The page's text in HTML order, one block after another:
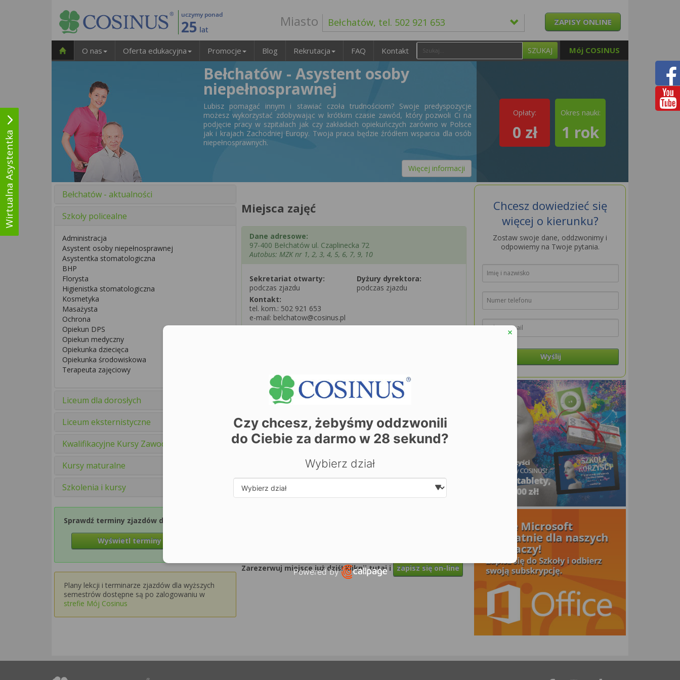
uczymy ponad
25 lat
Miasto Bełchatów, tel. 502 921 653 ZAPISY ONLINE
Mój COSINUS
O nas Oferta edukacyjna Promocje Blog Rekrutacja FAQ Kontakt SZUKAJ
Bełchatów - Asystent osoby
niepełnosprawnej
Lubisz pomagać innym i stawiać czoła trudnościom? Swoje predyspozycje
możesz wykorzystać zdobywając w krótkim czasie zawód, który pozwoli Ci na
podjęcie pracy w szpitalach jak czy zakładach opiekuńczych zarówno w Polsce
jak i krajach Zachodniej Europy. Twoja praca będzie źródłem wsparcia dla osób
niepełnosprawnych.
Więcej informacji
Opłaty:
0 zł
Okres nauki:
1 rok
Bełchatów - aktualności
Szkoły policealne
Administracja
Asystent osoby niepełnosprawnej
Asystentka stomatologiczna
BHP
Florysta
Higienistka stomatologiczna
Kosmetyka
Masażysta
Ochrona
Opiekun DPS
Opiekun medyczny
Opiekunka dziecięca
Opiekunka środowiskowa
Terapeuta zajęciowy
Liceum dla dorosłych
Liceum eksternistyczne
Kwalifikacyjne Kursy Zawodowe
Kursy maturalne
Szkolenia i kursy
Sprawdź terminy zjazdów dla Semestru 1
Wyświetl terminy zjazdów
Plany lekcji i terminarze zjazdów dla wyższych
semestrów dostępne są po zalogowaniu w
strefie Mój Cosinus
Miejsca zajęć
Dane adresowe:
97-400 Bełchatów ul. Czaplinecka 72
Autobus: MZK nr 1, 2, 3, 4, 5, 6, 7, 9, 10
Sekretariat otwarty:
podczas zjazdu
Dyżury dyrektora:
podczas zjazdu
Kontakt:
tel. kom.: 502 921 653
e-mail: belchatow@cosinus.pl
Zarezerwuj miejsce już dziś! Kliknij tutaj i zapisz się on-line
Chcesz dowiedzieć się
więcej o kierunku?
Zostaw swoje dane, oddzwonimy i
odpowiemy na Twoje pytania.
Wyślij
Wirtualna Asystentka
Czy chcesz, żebyśmy oddzwonili
do Ciebie za darmo w 28 sekund?
Wybierz dział
Powered by